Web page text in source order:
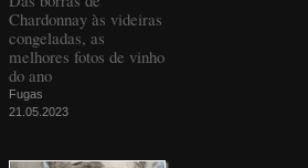
Chardonnay às videiras
congeladas, as
melhores fotos de vinho
do ano
Fugas
21.05.2023